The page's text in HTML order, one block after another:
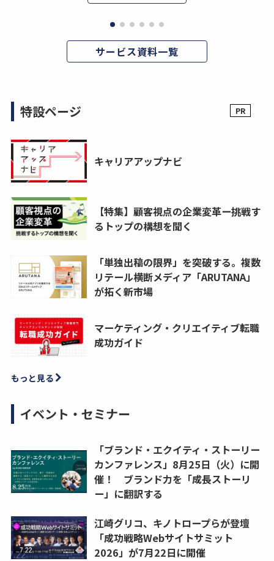
サービス資料一覧
特設ページ
キャリアアップナビ
【特集】顧客視点の企業変革ー挑戦す
るトップの構想を聞く
「単独出稿の限界」を突破する。複数
リテール横断メディア「ARUTANA」
が拓く新市場
マーケティング・クリエイティブ転職
成功ガイド
もっと見る
イベント・セミナー
「ブランド・エクイティ・ストーリー
カンファレンス」8月25日（火）に開
催！ ブランド力を「成長ストーリ
ー」に翻訳する
江崎グリコ、キノトロープらが登壇
「成功戦略Webサイトサミット
2026」が7月22日に開催